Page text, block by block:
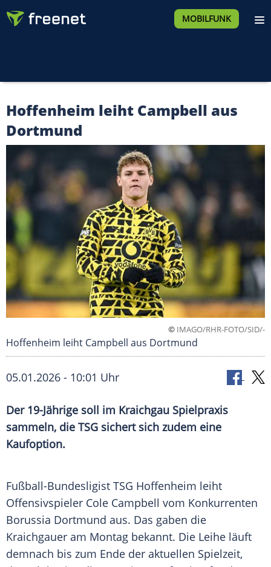
MOBILFUNK
Hoffenheim leiht Campbell aus
Dortmund
© IMAGO/RHR-FOTO/SID/-
Hoffenheim leiht Campbell aus Dortmund
05.01.2026 - 10:01 Uhr
Der 19-Jährige soll im Kraichgau Spielpraxis
sammeln, die TSG sichert sich zudem eine
Kaufoption.
Fußball-Bundesligist TSG Hoffenheim leiht
Offensivspieler Cole Campbell vom Konkurrenten
Borussia Dortmund aus. Das gaben die
Kraichgauer am Montag bekannt. Die Leihe läuft
demnach bis zum Ende der aktuellen Spielzeit,